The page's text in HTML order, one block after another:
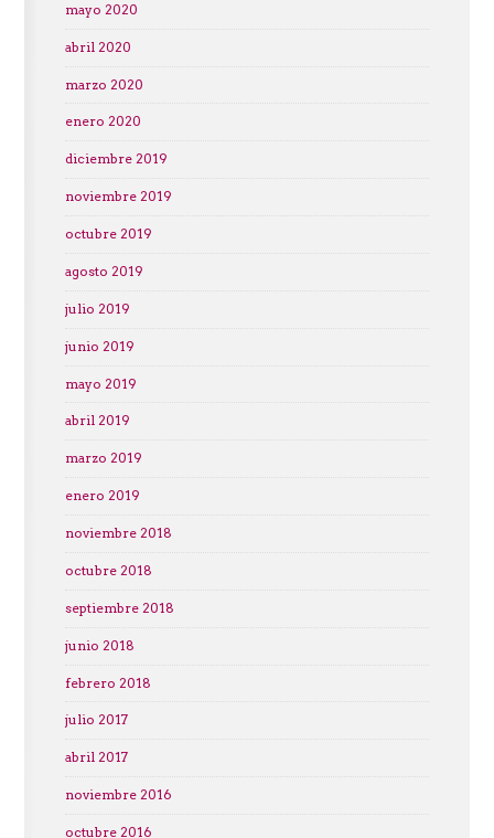
mayo 2020
abril 2020
marzo 2020
enero 2020
diciembre 2019
noviembre 2019
octubre 2019
agosto 2019
julio 2019
junio 2019
mayo 2019
abril 2019
marzo 2019
enero 2019
noviembre 2018
octubre 2018
septiembre 2018
junio 2018
febrero 2018
julio 2017
abril 2017
noviembre 2016
octubre 2016